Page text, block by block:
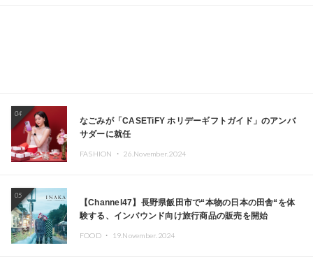
04
なごみが「CASETiFY ホリデーギフトガイド」のアンバ
サダーに就任
FASHION ・ 26.November.2024
05
【Channel47】長野県飯田市で“本物の日本の田舎“を体
験する、インバウンド向け旅行商品の販売を開始
FOOD ・ 19.November.2024